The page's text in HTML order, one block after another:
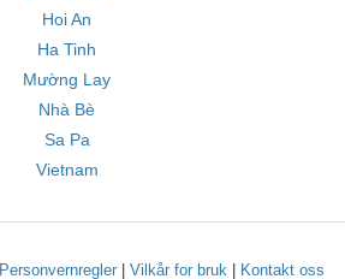
Hoi An
Ha Tinh
Mường Lay
Nhà Bè
Sa Pa
Vietnam
Personvernregler| Vilkår for bruk| Kontakt oss